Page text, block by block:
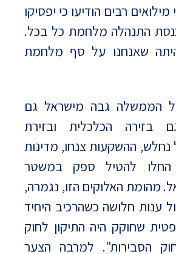
רבים הודיעו כי יפסיקו
התנהלה מלחמת כל בכל.
שאנחנו על סף מלחמת
הממשלה גבה מישראל גם
בזירה הכלכלית ובזירת
נחלש, ההשקעות צנחו, מדינות
החלו להטיל ספק במשטר
מהומת האלוקים הזו, נגמרה,
ענות חלושה כשהרכיב היחיד
שחוקק היה התיקון לחוק
הסבירות". למרבה הצער